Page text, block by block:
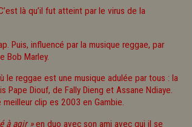
là qu’il fut atteint par le virus de la
Puis, influencé par la musique reggae, par
Bob Marley.
le reggae est une musique adulée par tous : la
Pape Diouf, de Fally Dieng et Assane Ndiaye.
clip es 2003 en Gambie.
à agir »en duo avec son ami avec qui il se